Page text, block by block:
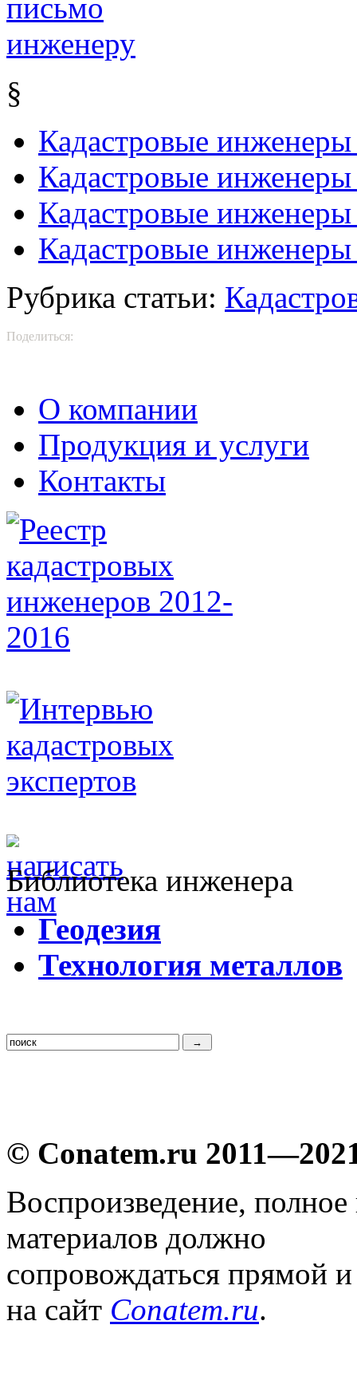
§
Кадастровые
Кадастровые
Кадастровые
Кадастровые
Рубрика статьи:
Поделиться:
О компании
Продукция и услуги
Контакты
Библиотека инженера
Геодезия
Технология металлов
© Conatem.ru
Воспроизведение,
материалов должно
сопровождаться прямой
на сайт Conatem.ru.